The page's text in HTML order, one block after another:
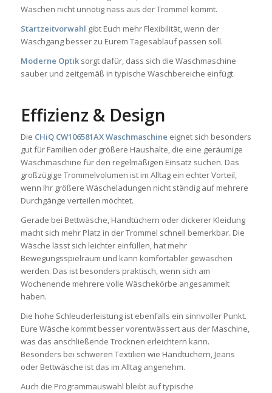
Waschen nicht unnötig nass aus der Trommel kommt.
Startzeitvorwahl gibt Euch mehr Flexibilität, wenn der
Waschgang besser zu Eurem Tagesablauf passen soll.
Moderne Optiksorgt dafür, dass sich die Waschmaschine
sauber und zeitgemäß in typische Waschbereiche einfügt.
Effizienz & Design
Die CHiQ CW106581AX Waschmaschine eignet sich besonders
gut für Familien oder größere Haushalte, die eine geräumige
Waschmaschine für den regelmäßigen Einsatz suchen. Das
großzügige Trommelvolumen ist im Alltag ein echter Vorteil,
wenn Ihr größere Wäscheladungen nicht ständig auf mehrere
Durchgänge verteilen möchtet.
Gerade bei Bettwäsche, Handtüchern oder dickerer Kleidung
macht sich mehr Platz in der Trommel schnell bemerkbar. Die
Wäsche lässt sich leichter einfüllen, hat mehr
Bewegungsspielraum und kann komfortabler gewaschen
werden. Das ist besonders praktisch, wenn sich am
Wochenende mehrere volle Wäschekörbe angesammelt
haben.
Die hohe Schleuderleistung ist ebenfalls ein sinnvoller Punkt.
Eure Wäsche kommt besser vorentwässert aus der Maschine,
was das anschließende Trocknen erleichtern kann.
Besonders bei schweren Textilien wie Handtüchern, Jeans
oder Bettwäsche ist das im Alltag angenehm.
Auch die Programmauswahl bleibt auf typische